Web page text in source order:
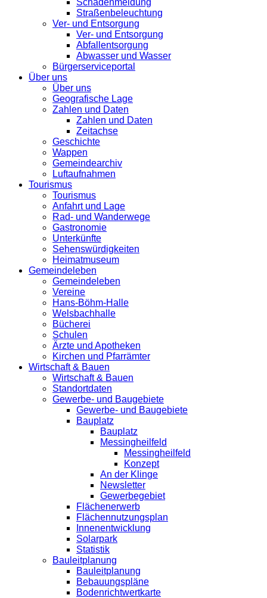
Straßenbeleuchtung
Ver- und Entsorgung
Ver- und Entsorgung
Abfallentsorgung
Abwasser und Wasser
Bürgerserviceportal
Über uns
Über uns
Geografische Lage
Zahlen und Daten
Zahlen und Daten
Zeitachse
Geschichte
Wappen
Gemeindearchiv
Luftaufnahmen
Tourismus
Tourismus
Anfahrt und Lage
Rad- und Wanderwege
Gastronomie
Unterkünfte
Sehenswürdigkeiten
Heimatmuseum
Gemeindeleben
Gemeindeleben
Vereine
Hans-Böhm-Halle
Welsbachhalle
Bücherei
Schulen
Ärzte und Apotheken
Kirchen und Pfarrämter
Wirtschaft & Bauen
Wirtschaft & Bauen
Standortdaten
Gewerbe- und Baugebiete
Gewerbe- und Baugebiete
Bauplatz
Bauplatz
Messingheilfeld
Messingheilfeld
Konzept
An der Klinge
Newsletter
Gewerbegebiet
Flächenerwerb
Flächennutzungsplan
Innenentwicklung
Solarpark
Statistik
Bauleitplanung
Bauleitplanung
Bebauungspläne
Bodenrichtwertkarte